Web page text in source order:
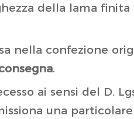
della lama finita
nella confezione
.
ai sensi del D.
una